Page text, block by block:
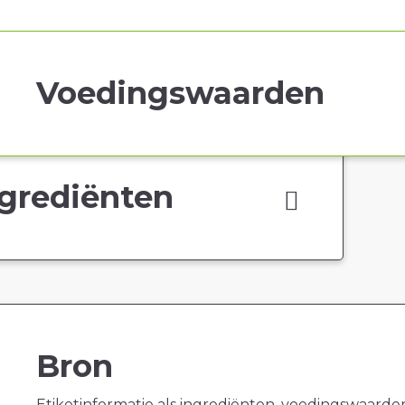
Voedingswaarden
Bron